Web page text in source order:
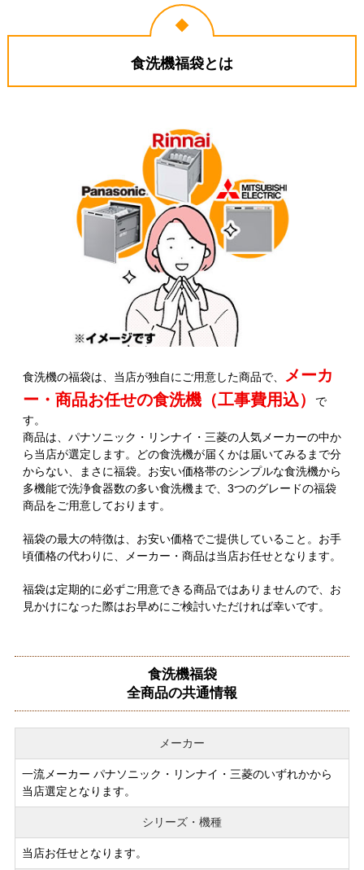
食洗機福袋とは
食洗機の福袋は、当店が独自にご用意した商品で、
メーカ
ー・商品お任せの食洗機（工事費用込）
で
す。
商品は、パナソニック・リンナイ・三菱の人気メーカーの中か
ら当店が選定します。どの食洗機が届くかは届いてみるまで分
からない、まさに福袋。お安い価格帯のシンプルな食洗機から
多機能で洗浄食器数の多い食洗機まで、3つのグレードの福袋
商品をご用意しております。
福袋の最大の特徴は、お安い価格でご提供していること。お手
頃価格の代わりに、メーカー・商品は当店お任せとなります。
福袋は定期的に必ずご用意できる商品ではありませんので、お
見かけになった際はお早めにご検討いただければ幸いです。
食洗機福袋
全商品の共通情報
メーカー
一流メーカー パナソニック・リンナイ・三菱のいずれかから
当店選定となります。
シリーズ・機種
当店お任せとなります。